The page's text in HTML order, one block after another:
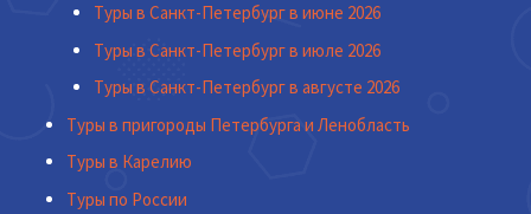
Туры в Санкт-Петербург в июне 2026
Туры в Санкт-Петербург в июле 2026
Туры в Санкт-Петербург в августе 2026
Туры в пригороды Петербурга и Ленобласть
Туры в Карелию
Туры по России